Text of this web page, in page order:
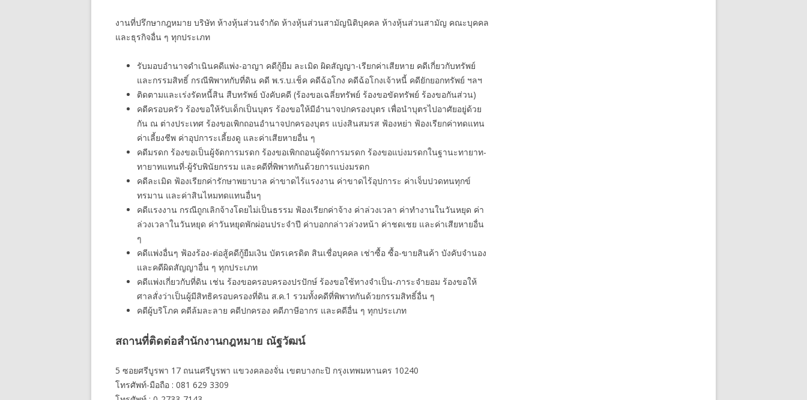
งานที่ปรึกษากฎหมาย บริษัท ห้างหุ้นส่วนจำกัด ห้างหุ้นส่วนสามัญนิติบุคคล ห้างหุ้นส่วนสามัญ คณะบุคคล
และธุรกิจอื่น ๆ ทุกประเภท
รับมอบอำนาจดำเนินคดีแพ่ง-อาญา คดีกู้ยืม ละเมิด ผิดสัญญา-เรียกค่าเสียหาย คดีเกี่ยวกับทรัพย์
และกรรมสิทธิ์ กรณีพิพาทกับที่ดิน คดี พ.ร.บ.เช็ค คดีฉ้อโกง คดีฉ้อโกงเจ้าหนี้ คดียักยอกทรัพย์ ฯลฯ
ติดตามและเร่งรัดหนี้สิน สืบทรัพย์ บังคับคดี (ร้องขอเฉลี่ยทรัพย์ ร้องขอขัดทรัพย์ ร้องขอกันส่วน)
คดีครอบครัว ร้องขอให้รับเด็กเป็นบุตร ร้องขอให้มีอำนาจปกครองบุตร เพื่อนำบุตรไปอาศัยอยู่ด้วย
กัน ณ ต่างประเทศ ร้องขอเพิกถอนอำนาจปกครองบุตร แบ่งสินสมรส ฟ้องหย่า ฟ้องเรียกค่าทดแทน
ค่าเลี้ยงชีพ ค่าอุปการะเลี้ยงดู และค่าเสียหายอื่น ๆ
คดีมรดก ร้องขอเป็นผู้จัดการมรดก ร้องขอเพิกถอนผู้จัดการมรดก ร้องขอแบ่งมรดกในฐานะทายาท-
ทายาทแทนที่-ผู้รับพินัยกรรม และคดีที่พิพาทกันด้วยการแบ่งมรดก
คดีละเมิด ฟ้องเรียกค่ารักษาพยาบาล ค่าขาดไร้แรงงาน ค่าขาดไร้อุปการะ ค่าเจ็บปวดทนทุกข์
ทรมาน และค่าสินไหมทดแทนอื่นๆ
คดีแรงงาน กรณีถูกเลิกจ้างโดยไม่เป็นธรรม ฟ้องเรียกค่าจ้าง ค่าล่วงเวลา ค่าทํางานในวันหยุด ค่า
ล่วงเวลาในวันหยุด ค่าวันหยุดพักผ่อนประจำปี ค่าบอกกล่าวล่วงหน้า ค่าชดเชย และค่าเสียหายอื่น
ๆ
คดีแพ่งอื่นๆ ฟ้องร้อง-ต่อสู้คดีกู้ยืมเงิน บัตรเครดิต สินเชื่อบุคคล เช่าซื้อ ซื้อ-ขายสินค้า บังคับจำนอง
และคดีผิดสัญญาอื่น ๆ ทุกประเภท
คดีแพ่งเกี่ยวกับที่ดิน เช่น ร้องขอครอบครองปรปักษ์ ร้องขอใช้ทางจำเป็น-ภาระจำยอม ร้องขอให้
ศาลสั่งว่าเป็นผู้มีสิทธิครอบครองที่ดิน ส.ค.1 รวมทั้งคดีที่พิพาทกันด้วยกรรมสิทธิ์อื่น ๆ
คดีผู้บริโภค คดีล้มละลาย คดีปกครอง คดีภาษีอากร และคดีอื่น ๆ ทุกประเภท
สถานที่ติดต่อสำนักงานกฎหมาย ณัฐวัฒน์
5 ซอยศรีบูรพา 17 ถนนศรีบูรพา แขวงคลองจั่น เขตบางกะปิ กรุงเทพมหานคร 10240
โทรศัพท์-มือถือ : 081 629 3309